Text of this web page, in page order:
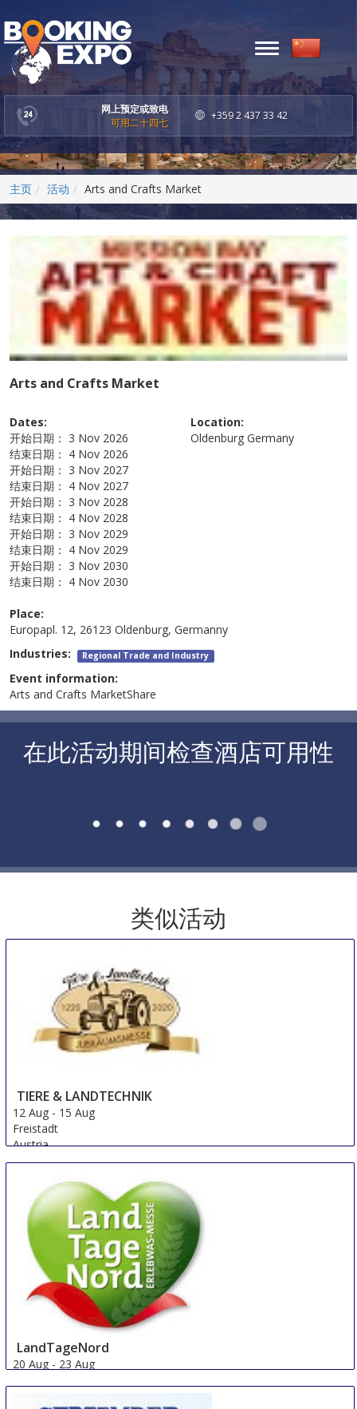
网上预定或致电
可用二十四七
+359 2 437 33 42
Toggle
主页 活动 Arts and Crafts Market
Arts and Crafts Market
Dates:
开始日期： 3 Nov 2026
结束日期： 4 Nov 2026
开始日期： 3 Nov 2027
结束日期： 4 Nov 2027
开始日期： 3 Nov 2028
结束日期： 4 Nov 2028
开始日期： 3 Nov 2029
结束日期： 4 Nov 2029
开始日期： 3 Nov 2030
结束日期： 4 Nov 2030
Location:
Oldenburg Germany
Place:
Europapl. 12, 26123 Oldenburg, Germanny
Industries: Regional Trade and Industry
Event information:
Arts and Crafts MarketShare
在此活动期间检查酒店可用性
类似活动
TIERE & LANDTECHNIK
12 Aug - 15 Aug
Freistadt
Austria
LandTageNord
20 Aug - 23 Aug